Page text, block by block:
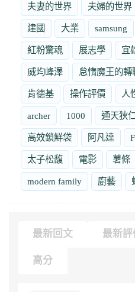
夫妻的世界 夫婦的世界
建國 大業 samsung
紅粉驚魂 展志學 宜
威均峰澤 怠惰魔王的轉
肯德基 操作評價 人
archer 1000 通天狄
高效鎖鮮袋 阿凡達
太子松馥 電影 薯條
modern family 廚藝
最新回文 最新
高分